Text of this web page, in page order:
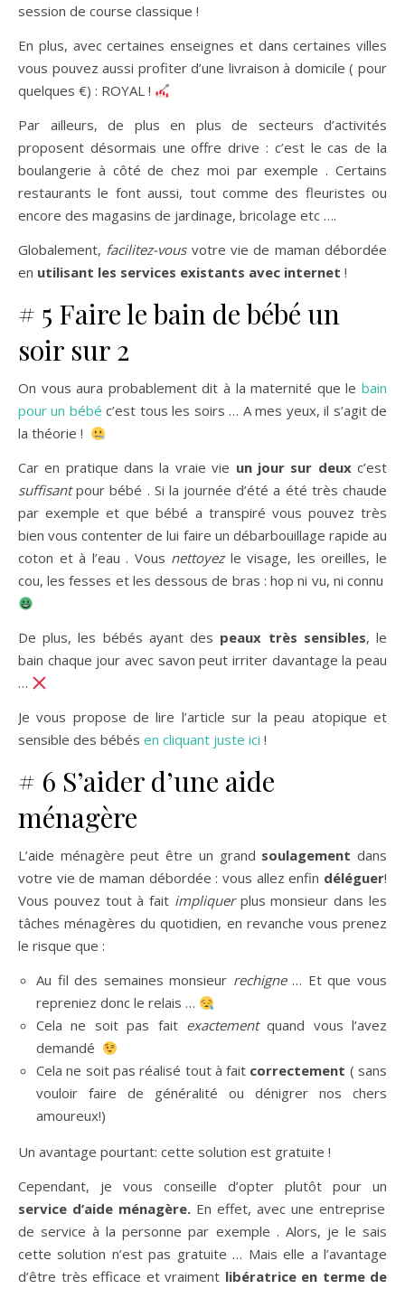
session de course classique !
En plus, avec certaines enseignes et dans certaines villes
vous pouvez aussi profiter d’une livraison à domicile ( pour
quelques €) : ROYAL !
Par ailleurs, de plus en plus de secteurs d’activités
proposent désormais une offre drive : c’est le cas de la
boulangerie à côté de chez moi par exemple . Certains
restaurants le font aussi, tout comme des fleuristes ou
encore des magasins de jardinage, bricolage etc ….
Globalement, facilitez-vousvotre vie de maman débordée
en utilisant les services existants avec internet !
# 5 Faire le bain de bébé un
soir sur 2
On vous aura probablement dit à la maternité que le bain
pour un bébé c’est tous les soirs … A mes yeux, il s’agit de
la théorie !
Car en pratique dans la vraie vie un jour sur deuxc’est
suffisantpour bébé . Si la journée d’été a été très chaude
par exemple et que bébé a transpiré vous pouvez très
bien vous contenter de lui faire un débarbouillage rapide au
coton et à l’eau . Vous nettoyezle visage, les oreilles, le
cou, les fesses et les dessous de bras : hop ni vu, ni connu
De plus, les bébés ayant des peaux très sensibles, le
bain chaque jour avec savon peut irriter davantage la peau
…
Je vous propose de lire l’article sur la peau atopique et
sensible des bébés en cliquant juste ici !
# 6 S’aider d’une aide
ménagère
L’aide ménagère peut être un grand soulagement dans
votre vie de maman débordée : vous allez enfin déléguer!
Vous pouvez tout à fait impliquerplus monsieur dans les
tâches ménagères du quotidien, en revanche vous prenez
le risque que :
Au fil des semaines monsieur rechigne… Et que vous
repreniez donc le relais …
Cela ne soit pas fait exactementquand vous l’avez
demandé
Cela ne soit pas réalisé tout à fait correctement ( sans
vouloir faire de généralité ou dénigrer nos chers
amoureux!)
Un avantage pourtant: cette solution est gratuite !
Cependant, je vous conseille d’opter plutôt pour un
service d’aide ménagère. En effet, avec une entreprise
de service à la personne par exemple . Alors, je le sais
cette solution n’est pas gratuite … Mais elle a l’avantage
d’être très efficace et vraiment libératrice en terme de